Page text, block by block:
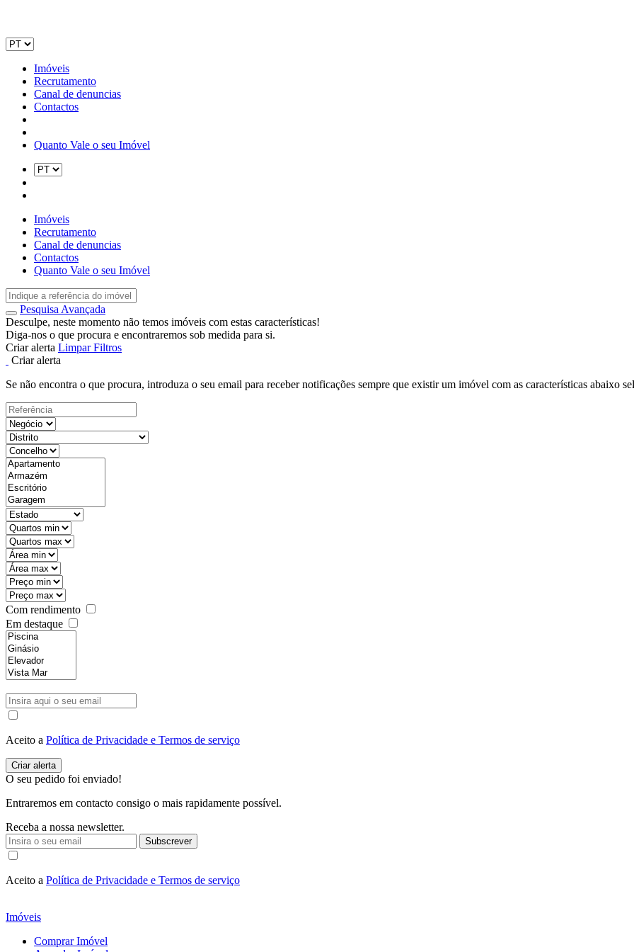
Imóveis
Recrutamento
Canal de denuncias
Contactos
Quanto Vale o seu Imóvel
Imóveis
Recrutamento
Canal de denuncias
Contactos
Quanto Vale o seu Imóvel
Pesquisa Avançada
Desculpe, neste momento não temos imóveis com estas características!
Diga-nos o que procura e encontraremos sob medida para si.
Criar alerta Limpar Filtros
Criar alerta
Se não encontra o que procura, introduza o seu email para receber notificações sempre que existir um imóvel com as características abaixo
Com rendimento
Em destaque
Aceito a Política de Privacidade e Termos de serviço
O seu pedido foi enviado!
Entraremos em contacto consigo o mais rapidamente possível.
Receba a nossa newsletter.
Subscrever
Aceito a Política de Privacidade e Termos de serviço
Imóveis
Comprar Imóvel